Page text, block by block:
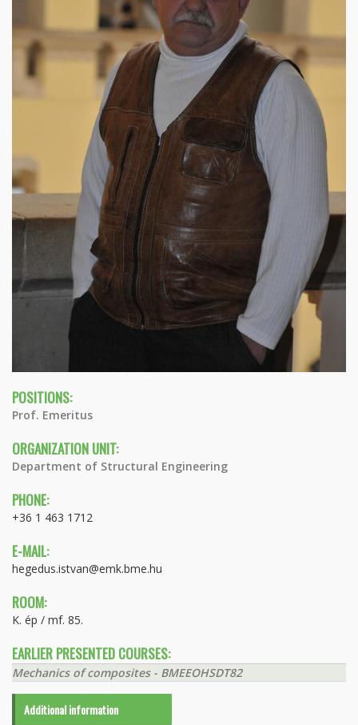
POSITIONS:
Prof. Emeritus
ORGANIZATION UNIT:
Department of Structural Engineering
PHONE:
+36 1 463 1712
E-MAIL:
hegedus.istvan@emk.bme.hu
ROOM:
K. ép / mf. 85.
EARLIER PRESENTED COURSES:
Mechanics of composites - BMEEOHSDT82
Additional information